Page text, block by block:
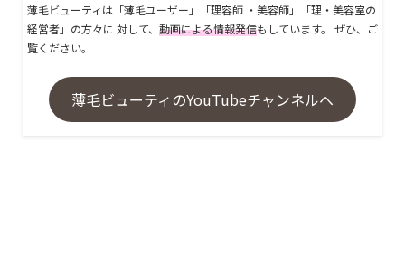
薄毛ビューティは「薄毛ユーザー」「理容師 ・美容師」「理・美容室の
経営者」の方々に 対して、 動画による情報発信もしています。 ぜひ、ご
覧ください。
薄毛ビューティのYouTubeチャンネルへ